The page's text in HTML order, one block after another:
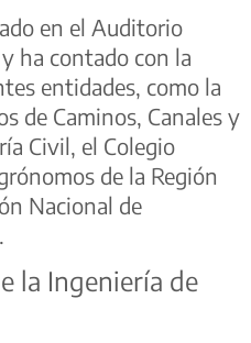
en el Auditorio
ha contado con la
entidades, como la
de Caminos, Canales y
Civil, el Colegio
de la Región
Nacional de
la Ingeniería de